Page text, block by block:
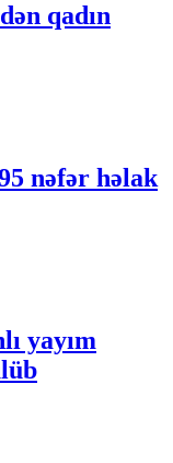
qadın
nəfər həlak
yayım